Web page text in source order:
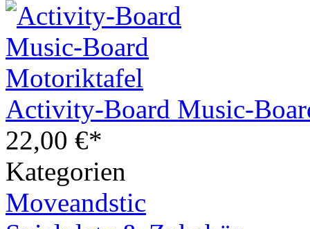
Activity-Board Music-
22,00 €*
Kategorien
Moveandstic